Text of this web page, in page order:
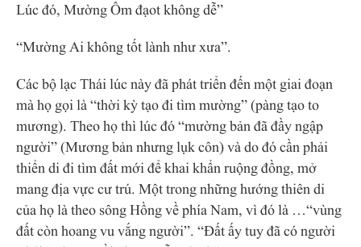
Lúc đó, Mường Ôm đạot khôngdễ”
“Mường Ai không tốt lành như xưa”.
Các bộ lạc Thái lúc này đã phát triển đến một giai đoạn
mà họ gọi là “thời kỳ tạo đi tìm mường” (pàng tạo to
mương). Theo họ thì lúc đó “mường bản đã đầy ngập
người” (Mương bản nhưng lụk côn) và do đó cần phải
thiển di đi tìm đất mới để khai khẩn ruộng đồng, mở
mang địa vực cư trú. Một trong những hướng thiên di
của họ là theo sông Hồng về phía Nam, vì đó là …“vùng
đất còn hoang vu vắng người”. “Đất ấy tuy đã có người